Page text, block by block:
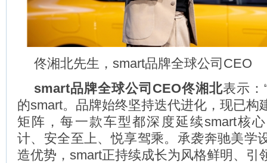
佟湘北先生，smart品牌全球公司CEO
smart品牌全球公司 CEO佟湘北表示：
的smart。品牌始终坚持迭代进化，现已构
矩阵，每一款车型都深度延续smart核
计、安全至上、悦享驾乘。承袭奔驰美学
造优势，smart正持续成长为风格鲜明、引